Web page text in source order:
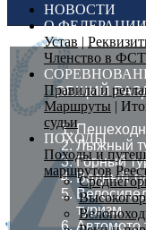
НОВОСТИ
О ФЕДЕРАЦИИ
Устав |
Членство в
Правила и
Маршруты |
судьи
ПОХОДЫ
Походы и
маршрутов
ОБЩИЙ
Лыжный
Горный
Водный
туризм
Автомото